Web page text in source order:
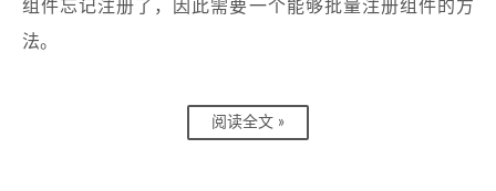
组件忘记注册了，因此需要一个能够批量注册组件的方
法。
阅读全文 »